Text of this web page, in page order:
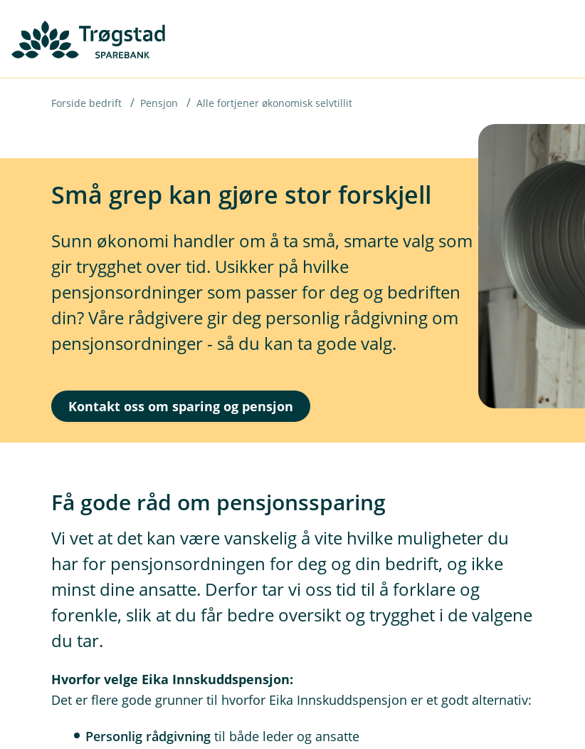
Forside bedrift Pensjon Alle fortjener økonomisk selvtillit
Små grep kan gjøre stor forskjell
Sunn økonomi handler om å ta små, smarte valg som
gir trygghet over tid. Usikker på hvilke
pensjonsordninger som passer for deg og bedriften
din? Våre rådgivere gir deg personlig rådgivning om
pensjonsordninger - så du kan ta gode valg.
Kontakt oss om sparing og pensjon
Få gode råd om pensjonssparing
Vi vet at det kan være vanskelig å vite hvilke muligheter du
har for pensjonsordningen for deg og din bedrift, og ikke
minst dine ansatte. Derfor tar vi oss tid til å forklare og
forenkle, slik at du får bedre oversikt og trygghet i de valgene
du tar.
Hvorfor velge Eika Innskuddspensjon:
Det er flere gode grunner til hvorfor Eika Innskuddspensjon er et godt alternativ:
Personlig rådgivning til både leder og ansatte